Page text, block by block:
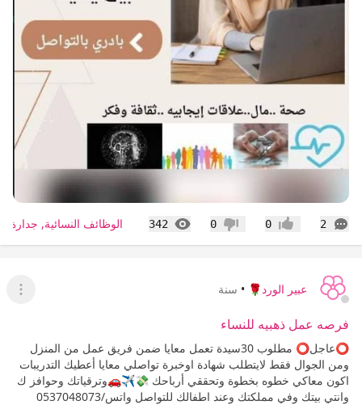
2
التعليقات إعجاب0 عدم إعجاب
0
342
المشاهدات الوظائف النسائية,
عبير الورد🌹 • سنة
عرض
فرصه عمل ذهبيه للنساء
⭕️عاجل⭕️ مطلوب 30سيدة تعمل معايا ضمن فريق عمل من المنزل
ومن الجوال فقط لايتطلب شهادة اوخبرة تواصلي معايا أعطيك التدريبات
اكون معاكي خطوه بخطوة وتحققي أرباحك 💸✈️🚗وترقياتك وحوافز ك
وانتي بيتك وفي مملكتك وعند اطفالك للتواصل واتس/0537048073